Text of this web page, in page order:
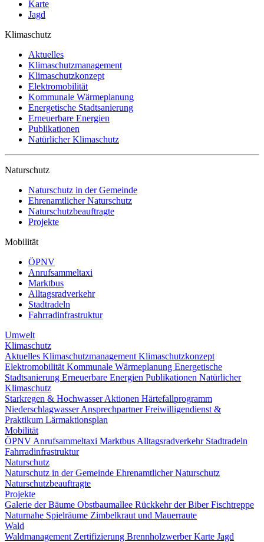
Karte
Jagd
Klimaschutz
Aktuelles
Klimaschutzmanagement
Klimaschutzkonzept
Elektromobilität
Kommunale Wärmeplanung
Energetische Stadtsanierung
Erneuerbare Energien
Publikationen
Natürlicher Klimaschutz
Naturschutz
Naturschutz in der Gemeinde
Ehrenamtlicher Naturschutz
Naturschutzbeauftragte
Projekte
Mobilität
ÖPNV
Anrufsammeltaxi
Marktbus
Alltagsradverkehr
Stadtradeln
Fahrradinfrastruktur
Umwelt
Klimaschutz
Aktuelles Klimaschutzmanagement Klimaschutzkonzept
Elektromobilität Kommunale Wärmeplanung Energetische
Stadtsanierung Erneuerbare Energien Publikationen Natürlicher
Klimaschutz
Starkregen & HochwasserAktionen Härtefallprogramm
NiederschlagwasserAnsprechpartnerFreiwilligendienst &
Praktikum Lärmaktionsplan
Mobilität
ÖPNV Anrufsammeltaxi Marktbus Alltagsradverkehr Stadtradeln
Fahrradinfrastruktur
Naturschutz
Naturschutz in der Gemeinde Ehrenamtlicher Naturschutz
Naturschutzbeauftragte
Projekte
Galerie der Bäume Obstbaumallee Rückkehr der BiberFischtreppe
Naturnahe Spielräume Zimbelkraut und Mauerraute
Wald
Waldmanagement Zertifizierung BrennholzwerberKarte Jagd